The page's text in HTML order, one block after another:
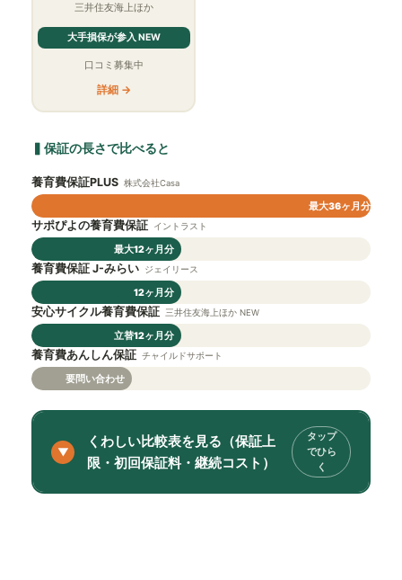
三井住友海上ほか
大手損保が参入 NEW
口コミ募集中
詳細 →
▍保証の長さで比べると
養育費保証PLUS 株式会社Casa
最大36ヶ月分
サポぴよの養育費保証 イントラスト
最大12ヶ月分
養育費保証 J-みらい ジェイリース
12ヶ月分
安心サイクル養育費保証 三井住友海上ほか NEW
立替12ヶ月分
養育費あんしん保証 チャイルドサポート
要問い合わせ
くわしい比較表を見る（保証上
限・初回保証料・継続コスト）